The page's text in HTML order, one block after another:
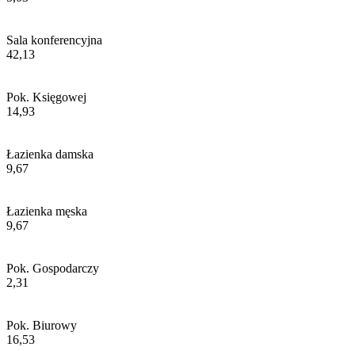
Sala konferencyjna
42,13
Pok. Księgowej
14,93
Łazienka damska
9,67
Łazienka męska
9,67
Pok. Gospodarczy
2,31
Pok. Biurowy
16,53